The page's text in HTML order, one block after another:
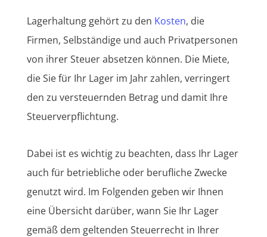
Lagerhaltung gehört zu den Kosten, die
Firmen, Selbständige und auch Privatpersonen
von ihrer Steuer absetzen können. Die Miete,
die Sie für Ihr Lager im Jahr zahlen, verringert
den zu versteuernden Betrag und damit Ihre
Steuerverpflichtung.
Dabei ist es wichtig zu beachten, dass Ihr Lager
auch für betriebliche oder berufliche Zwecke
genutzt wird. Im Folgenden geben wir Ihnen
eine Übersicht darüber, wann Sie Ihr Lager
gemäß dem geltenden Steuerrecht in Ihrer